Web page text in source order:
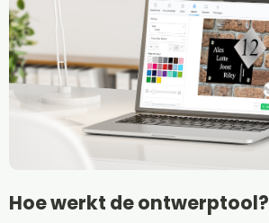
Hoe werkt de ontwerptool?